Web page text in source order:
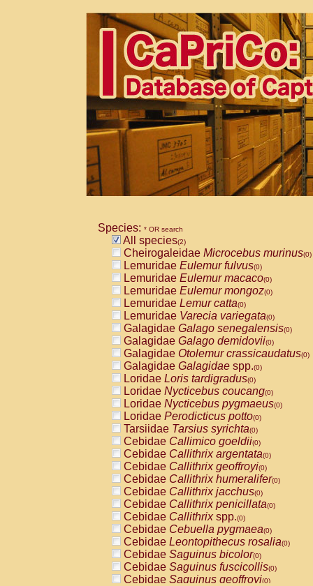
Species: * OR search
All species(2)
Cheirogaleidae Microcebus murinus(0)
Lemuridae Eulemur fulvus(0)
Lemuridae Eulemur macaco(0)
Lemuridae Eulemur mongoz(0)
Lemuridae Lemur catta(0)
Lemuridae Varecia variegata(0)
Galagidae Galago senegalensis(0)
Galagidae Galago demidovii(0)
Galagidae Otolemur crassicaudatus(0)
Galagidae Galagidae spp.(0)
Loridae Loris tardigradus(0)
Loridae Nycticebus coucang(0)
Loridae Nycticebus pygmaeus(0)
Loridae Perodicticus potto(0)
Tarsiidae Tarsius syrichta(0)
Cebidae Callimico goeldii(0)
Cebidae Callithrix argentata(0)
Cebidae Callithrix geoffroyi(0)
Cebidae Callithrix humeralifer(0)
Cebidae Callithrix jacchus(0)
Cebidae Callithrix penicillata(0)
Cebidae Callithrixspp.(0)
Cebidae Cebuella pygmaea(0)
Cebidae Leontopithecus rosalia(0)
Cebidae Saguinus bicolor(0)
Cebidae Saguinus fuscicollis(0)
Cebidae Saguinus geoffroyi(0)